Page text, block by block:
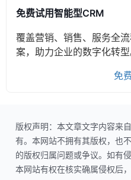
免费试用智能型CRM
覆盖营销、销售、服务全
案，助力企业的数字化转型
免
版权声明：本文章文字内容来
有。本网站不拥有其版权，也
的版权归属问题或争议。如有
本网站有权在核实确属侵权后